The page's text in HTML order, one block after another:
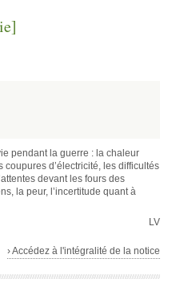
pendant la guerre : la chaleur
coupures d’électricité, les difficultés
devant les fours des
la peur, l’incertitude quant à
LV
› Accédez à l'intégralité de la notice